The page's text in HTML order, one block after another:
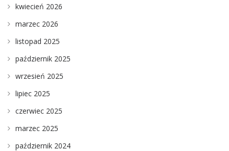
kwiecień 2026
marzec 2026
listopad 2025
październik 2025
wrzesień 2025
lipiec 2025
czerwiec 2025
marzec 2025
październik 2024